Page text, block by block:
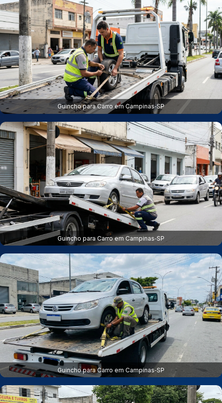
Guincho para Carro em Campinas‑SP
Guincho para Carro em Campinas‑SP
Guincho para Carro em Campinas‑SP